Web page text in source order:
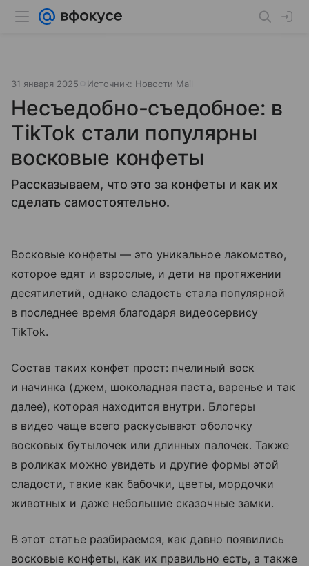
31 января 2025 Источник: Новости Mail
Несъедобно-съедобное: в
TikTok стали популярны
восковые конфеты
Рассказываем, что это за конфеты и как их
сделать самостоятельно.
Восковые конфеты — это уникальное лакомство,
которое едят и взрослые, и дети на протяжении
десятилетий, однако сладость стала популярной
в последнее время благодаря видеосервису
TikTok.
Состав таких конфет прост: пчелиный воск
и начинка (джем, шоколадная паста, варенье и так
далее), которая находится внутри. Блогеры
в видео чаще всего раскусывают оболочку
восковых бутылочек или длинных палочек. Также
в роликах можно увидеть и другие формы этой
сладости, такие как бабочки, цветы, мордочки
животных и даже небольшие сказочные замки.
В этот статье разбираемся, как давно появились
восковые конфеты, как их правильно есть, а также